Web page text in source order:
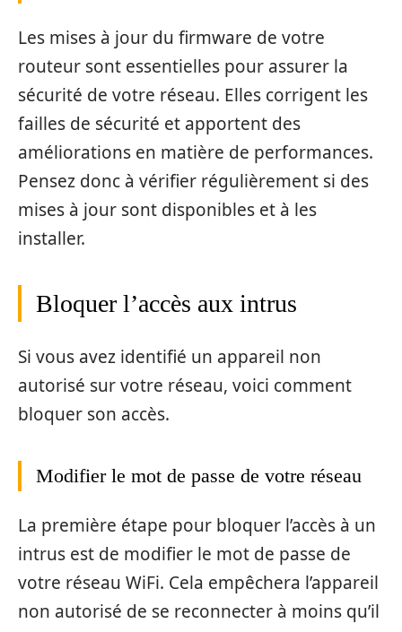
Les mises à jour du firmware de votre
routeur sont essentielles pour assurer la
sécurité de votre réseau. Elles corrigent les
failles de sécurité et apportent des
améliorations en matière de performances.
Pensez donc à vérifier régulièrement si des
mises à jour sont disponibles et à les
installer.
Bloquer l’accès aux intrus
Si vous avez identifié un appareil non
autorisé sur votre réseau, voici comment
bloquer son accès.
Modifier le mot de passe de votre réseau
La première étape pour bloquer l’accès à un
intrus est de modifier le mot de passe de
votre réseau WiFi. Cela empêchera l’appareil
non autorisé de se reconnecter à moins qu’il